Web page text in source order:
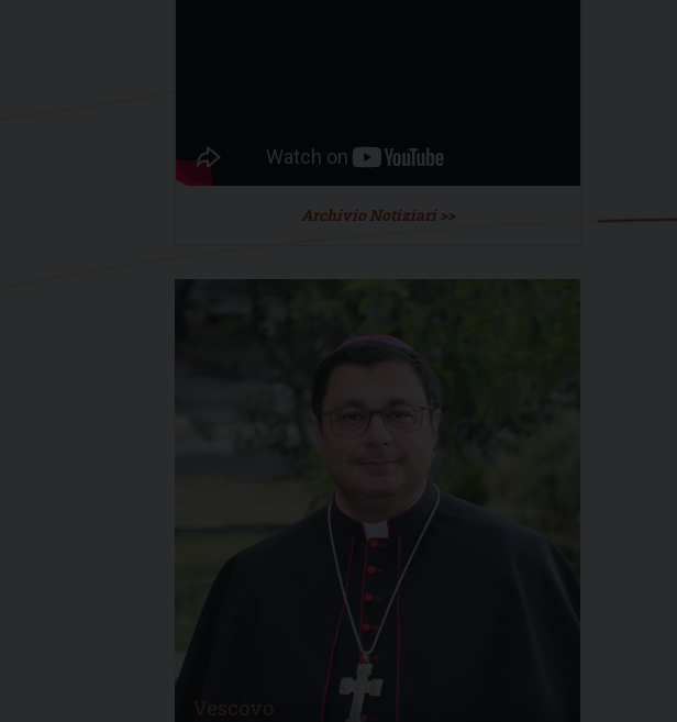
Archivio Notiziari >>
Vescovo